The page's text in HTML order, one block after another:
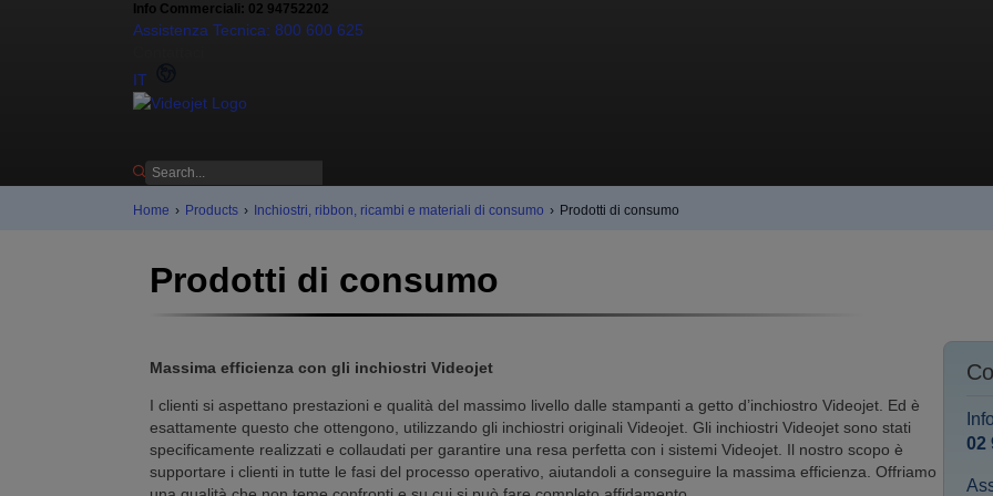
Info Commerciali: 02 94752202
Assistenza Tecnica: 800 600 625
IT
Home › Products › Inchiostri, ribbon, ricambi e materiali di consumo › Prodotti di consumo
Prodotti di consumo
Massima efficienza con gli inchiostri Videojet
I clienti si aspettano prestazioni e qualità del massimo livello dalle stampanti a getto d’inchiostro Videojet. Ed è
esattamente questo che ottengono, utilizzando gli inchiostri originali Videojet. Gli inchiostri Videojet sono stati
specificamente realizzati e collaudati per garantire una resa perfetta con i sistemi Videojet. Il nostro scopo è
supportare i clienti in tutte le fasi del processo operativo, aiutandoli a conseguire la massima efficienza. Offriamo
02